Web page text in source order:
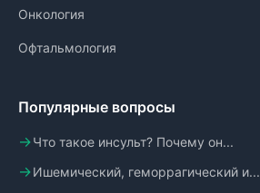
Онкология
Офтальмология
Популярные вопросы
Что такое инсульт? Почему он...
Ишемический, геморрагический и...